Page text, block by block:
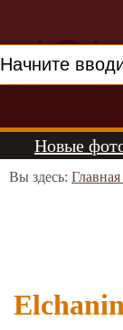
Новые
Вы здесь: